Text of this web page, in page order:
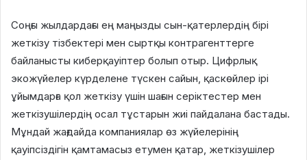
Соңғы жылдардағы ең маңызды сын-қатерлердің бірі
жеткізу тізбектері мен сыртқы контрагенттерге
байланысты киберқауіптер болып отыр. Цифрлық
экожүйелер күрделене түскен сайын, қаскөйлер ірі
ұйымдарға қол жеткізу үшін шағын серіктестер мен
жеткізушілердің осал тұстарын жиі пайдалана бастады.
Мұндай жағдайда компаниялар өз жүйелерінің
қауіпсіздігін қамтамасыз етумен қатар, жеткізушілер